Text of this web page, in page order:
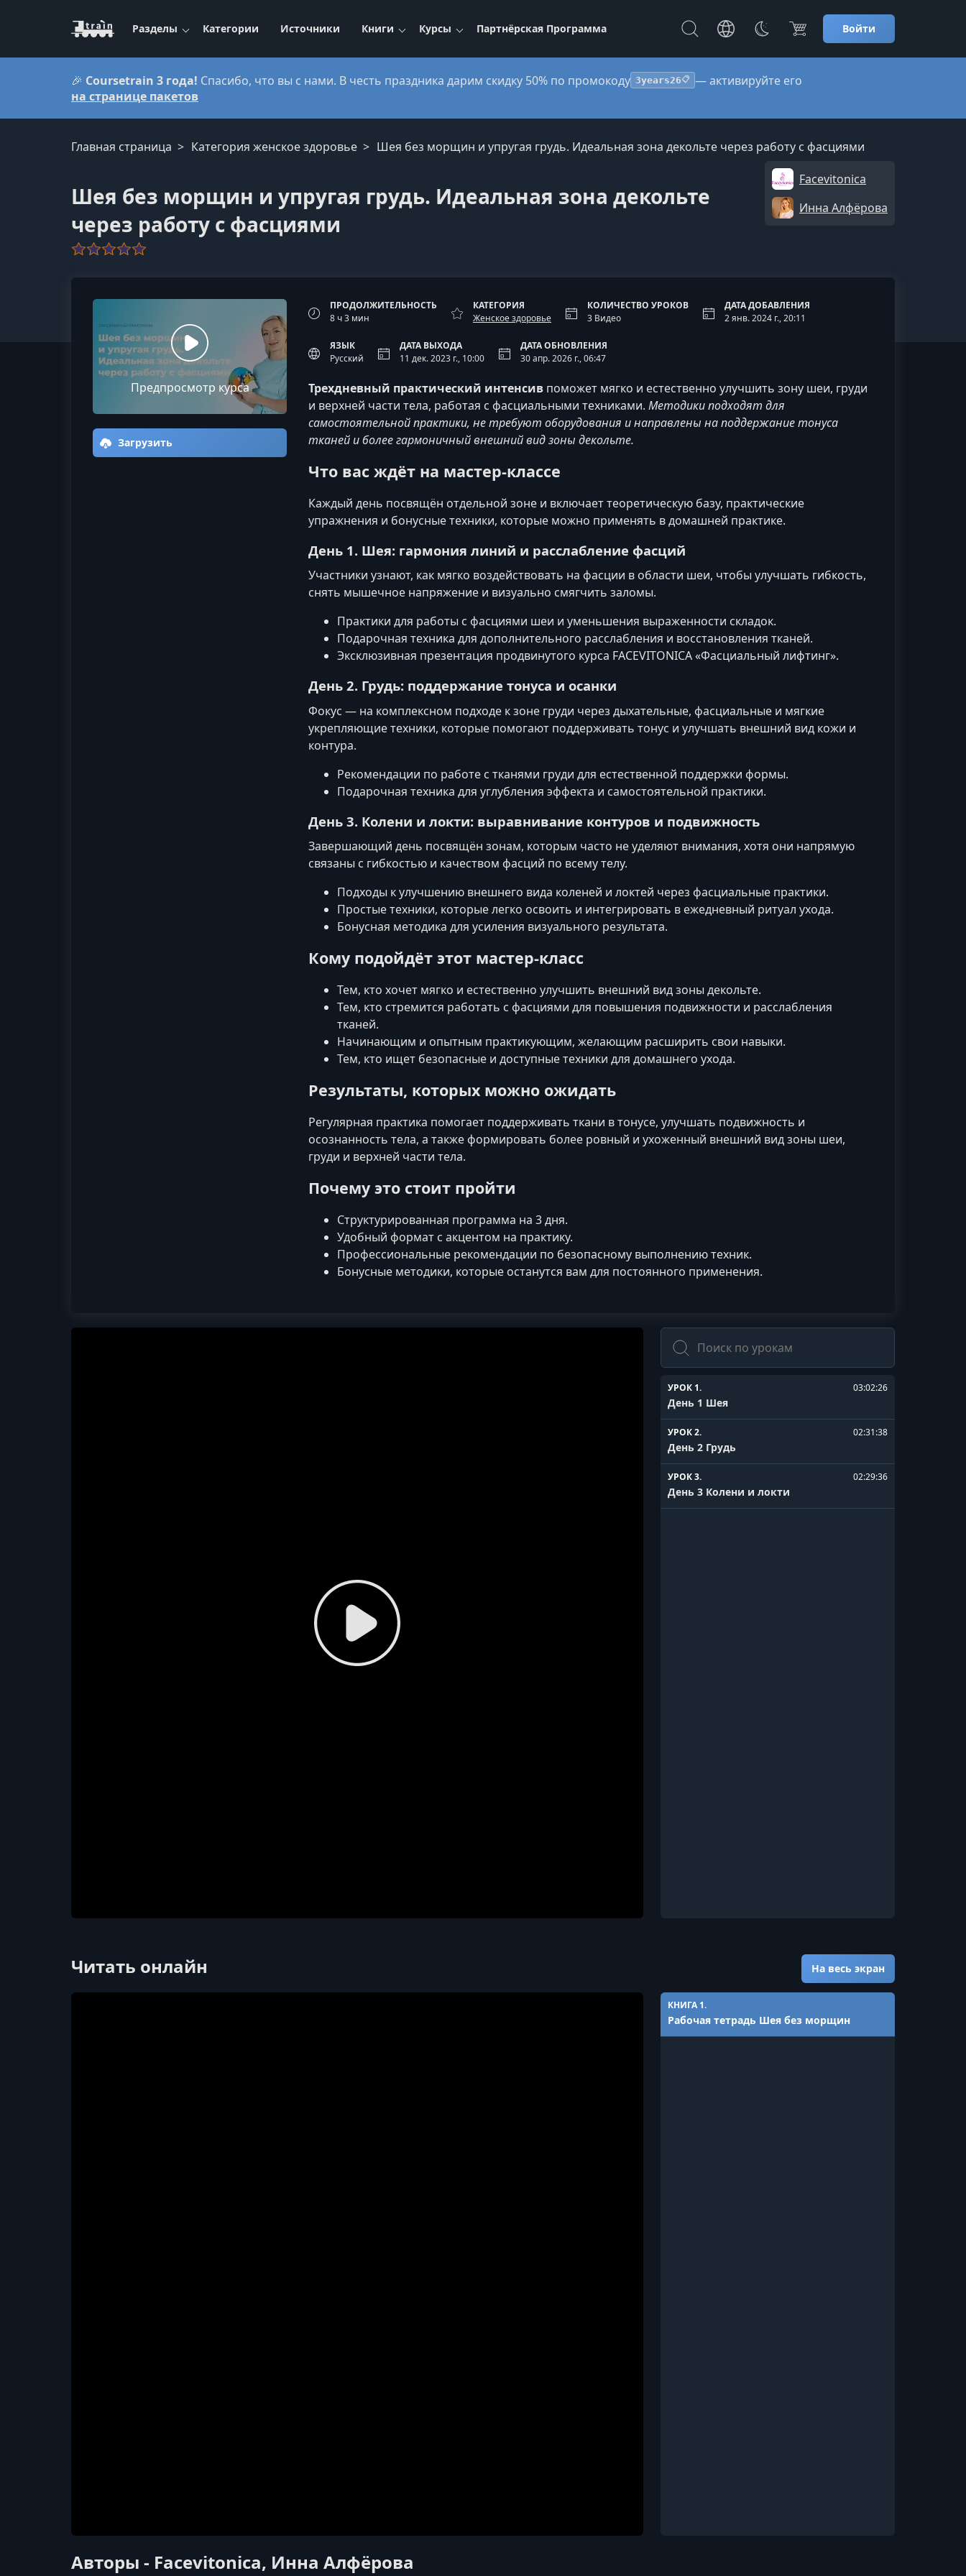
Разделы Категории Источники Книги Курсы Партнёрская Программа Войти
🎉 Coursetrain 3 года! Спасибо, что вы с нами. В честь праздника дарим скидку 50% по промокоду 3years26📋 — активируйте его
на странице пакетов
Главная страница Категория женское здоровье Шея без морщин и упругая грудь. Идеальная зона декольте через работу с фасциями
Шея без морщин и упругая грудь. Идеальная зона декольте
через работу с фасциями
Facevitonica
Инна Алфёрова
Предпросмотр курса
Загрузить
ПРОДОЛЖИТЕЛЬНОСТЬ
8 ч 3 мин
КАТЕГОРИЯ
Женское здоровье
КОЛИЧЕСТВО УРОКОВ
3 Видео
ДАТА ДОБАВЛЕНИЯ
2 янв. 2024 г., 20:11
ЯЗЫК
Русский
ДАТА ВЫХОДА
11 дек. 2023 г., 10:00
ДАТА ОБНОВЛЕНИЯ
30 апр. 2026 г., 06:47
Трехдневный практический интенсив поможет мягко и естественно улучшить зону шеи, груди
и верхней части тела, работая с фасциальными техниками. Методики подходят для
самостоятельной практики, не требуют оборудования и направлены на поддержание тонуса
тканей и более гармоничный внешний вид зоны декольте.
Что вас ждёт на мастер‑классе
Каждый день посвящён отдельной зоне и включает теоретическую базу, практические
упражнения и бонусные техники, которые можно применять в домашней практике.
День 1. Шея: гармония линий и расслабление фасций
Участники узнают, как мягко воздействовать на фасции в области шеи, чтобы улучшать гибкость,
снять мышечное напряжение и визуально смягчить заломы.
Практики для работы с фасциями шеи и уменьшения выраженности складок.
Подарочная техника для дополнительного расслабления и восстановления тканей.
Эксклюзивная презентация продвинутого курса FACEVITONICA «Фасциальный лифтинг».
День 2. Грудь: поддержание тонуса и осанки
Фокус — на комплексном подходе к зоне груди через дыхательные, фасциальные и мягкие
укрепляющие техники, которые помогают поддерживать тонус и улучшать внешний вид кожи и
контура.
Рекомендации по работе с тканями груди для естественной поддержки формы.
Подарочная техника для углубления эффекта и самостоятельной практики.
День 3. Колени и локти: выравнивание контуров и подвижность
Завершающий день посвящён зонам, которым часто не уделяют внимания, хотя они напрямую
связаны с гибкостью и качеством фасций по всему телу.
Подходы к улучшению внешнего вида коленей и локтей через фасциальные практики.
Простые техники, которые легко освоить и интегрировать в ежедневный ритуал ухода.
Бонусная методика для усиления визуального результата.
Кому подойдёт этот мастер‑класс
Тем, кто хочет мягко и естественно улучшить внешний вид зоны декольте.
Тем, кто стремится работать с фасциями для повышения подвижности и расслабления
тканей.
Начинающим и опытным практикующим, желающим расширить свои навыки.
Тем, кто ищет безопасные и доступные техники для домашнего ухода.
Результаты, которых можно ожидать
Регулярная практика помогает поддерживать ткани в тонусе, улучшать подвижность и
осознанность тела, а также формировать более ровный и ухоженный внешний вид зоны шеи,
груди и верхней части тела.
Почему это стоит пройти
Структурированная программа на 3 дня.
Удобный формат с акцентом на практику.
Профессиональные рекомендации по безопасному выполнению техник.
Бонусные методики, которые останутся вам для постоянного применения.
Поиск
УРОК 1. 03:02:26
День 1 Шея
УРОК 2. 02:31:38
День 2 Грудь
УРОК 3. 02:29:36
День 3 Колени и локти
Читать онлайн На весь экран
КНИГА 1.
Рабочая тетрадь Шея без морщин
Авторы - Facevitonica, Инна Алфёрова